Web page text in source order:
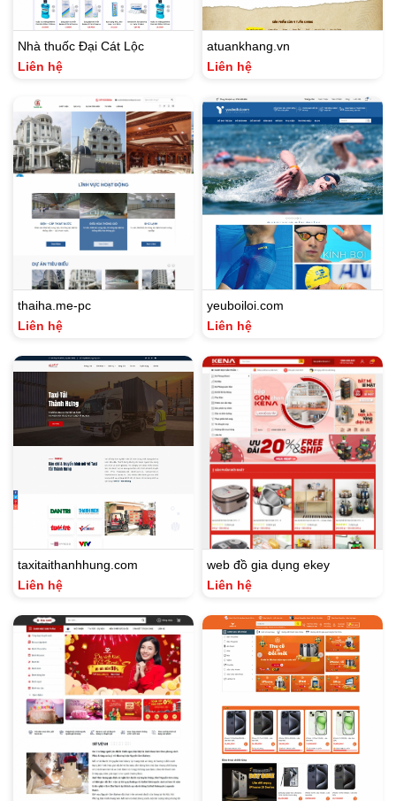
Nhà thuốc Đại Cát Lộc
Liên hệ
atuankhang.vn
Liên hệ
thaiha.me-pc
Liên hệ
yeuboiloi.com
Liên hệ
taxitaithanhhung.com
Liên hệ
web đồ gia dụng ekey
Liên hệ